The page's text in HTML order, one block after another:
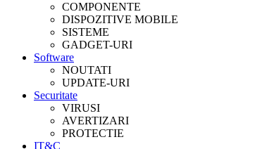
COMPONENTE
DISPOZITIVE MOBILE
SISTEME
GADGET-URI
Software
NOUTATI
UPDATE-URI
Securitate
VIRUSI
AVERTIZARI
PROTECTIE
IT&C